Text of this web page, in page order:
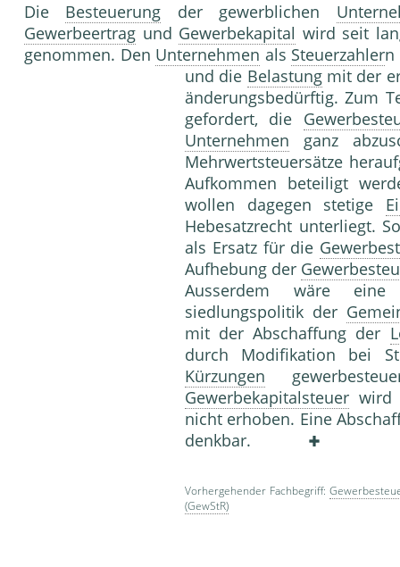
Die Besteuerung der gewerblichen
Gewerbeertrag und Gewerbekapital wird seit
genommen. Den Unternehmen als Steuerzahlern
und die Belastungmit der
änderungsbedürftig. Zum
gefordert, die
Unternehmen ganz
Mehrwertsteuersätze
Aufkommen beteiligt
wollen dagegen stetige
Hebesatzrecht unterliegt.
als Ersatz für die
Aufhebung der
Ausserdem wäre
siedlungspolitik der
mit der Abschaffung der
durch Modifikation bei
Kürzungen
Gewerbekapitalsteuer wird
nicht erhoben. Eine
denkbar.
Vorhergehender Fachbegriff:
(GewStR)